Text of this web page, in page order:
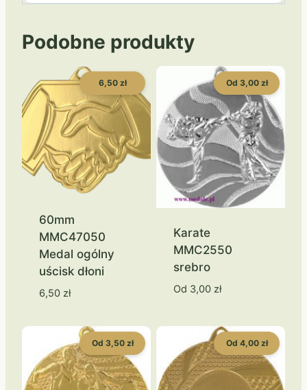
Podobne produkty
6,50 zł
60mm
MMC47050
Medal ogólny
uścisk dłoni
6,50 zł
Od 3,00 zł
Karate
MMC2550
srebro
Od 3,00 zł
Od 3,50 zł Od 4,00 zł